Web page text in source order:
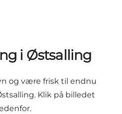
i Østsalling
og være frisk til endnu
Klik på billedet